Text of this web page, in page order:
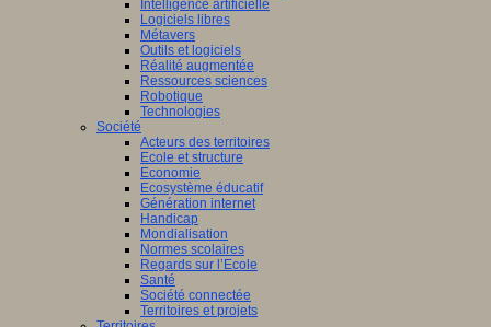
Intelligence artificielle
Logiciels libres
Métavers
Outils et logiciels
Réalité augmentée
Ressources sciences
Robotique
Technologies
Société
Acteurs des territoires
Ecole et structure
Economie
Ecosystème éducatif
Génération internet
Handicap
Mondialisation
Normes scolaires
Regards sur l’Ecole
Santé
Société connectée
Territoires et projets